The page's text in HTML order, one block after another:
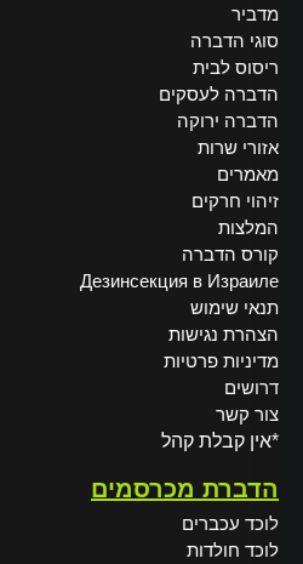
מדביר
סוגי הדברה
ריסוס לבית
הדברה לעסקים
הדברה ירוקה
אזורי שרות
מאמרים
זיהוי חרקים
המלצות
קורס הדברה
Дезинсекция в Израиле
תנאי שימוש
הצהרת נגישות
מדיניות פרטיות
דרושים
צור קשר
*אין קבלת קהל
הדברת מכרסמים
לוכד עכברים
לוכד חולדות